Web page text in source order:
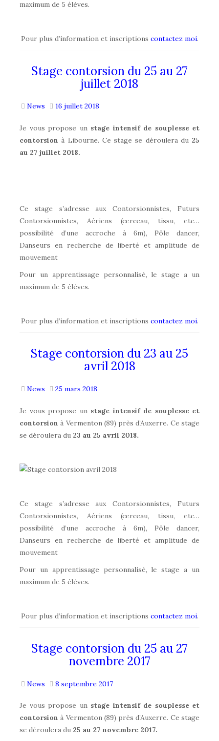
maximum de 5 élèves.
Pour plus d’information et inscriptions contactez moi.
Stage contorsion du 25 au 27
juillet 2018
News 16 juillet 2018
Je vous propose un stage intensif de souplesse et
contorsion à Libourne. Ce stage se déroulera du 25
au 27 juillet 2018.
Ce stage s’adresse aux Contorsionnistes, Futurs
Contorsionnistes, Aériens (cerceau, tissu, etc…
possibilité d’une accroche à 6m), Pôle dancer,
Danseurs en recherche de liberté et amplitude de
mouvement
Pour un apprentissage personnalisé, le stage a un
maximum de 5 élèves.
Pour plus d’information et inscriptions contactez moi.
Stage contorsion du 23 au 25
avril 2018
News 25 mars 2018
Je vous propose un stage intensif de souplesse et
contorsion à Vermenton (89) près d’Auxerre. Ce stage
se déroulera du 23 au 25 avril 2018.
Ce stage s’adresse aux Contorsionnistes, Futurs
Contorsionnistes, Aériens (cerceau, tissu, etc…
possibilité d’une accroche à 6m), Pôle dancer,
Danseurs en recherche de liberté et amplitude de
mouvement
Pour un apprentissage personnalisé, le stage a un
maximum de 5 élèves.
Pour plus d’information et inscriptions contactez moi.
Stage contorsion du 25 au 27
novembre 2017
News 8 septembre 2017
Je vous propose un stage intensif de souplesse et
contorsion à Vermenton (89) près d’Auxerre. Ce stage
se déroulera du 25 au 27 novembre 2017.